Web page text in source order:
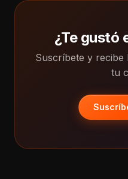
¿Te gustó
Suscríbete y
tu